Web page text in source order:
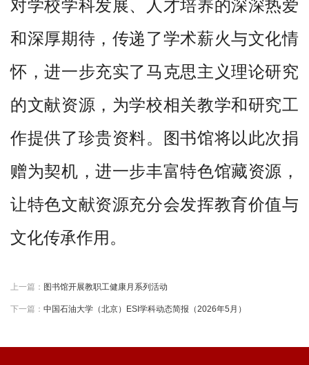
对学校学科发展、人才培养的深深热爱
和深厚期待，传递了学术薪火与文化情
怀，进一步充实了马克思主义理论研究
的文献资源，为学校相关教学和研究工
作提供了珍贵资料。图书馆将以此次捐
赠为契机，进一步丰富特色馆藏资源，
让特色文献资源充分会发挥教育价值与
文化传承作用。
上一篇： 图书馆开展教职工健康月系列活动
下一篇： 中国石油大学（北京）ESI学科动态简报（2026年5月）